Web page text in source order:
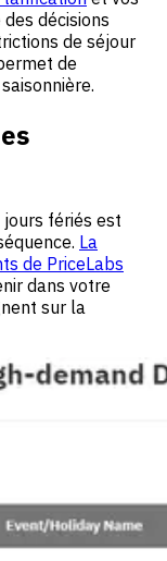
des décisions
de séjour
de
fériés est
La
de PriceLabs
dans votre
sur la